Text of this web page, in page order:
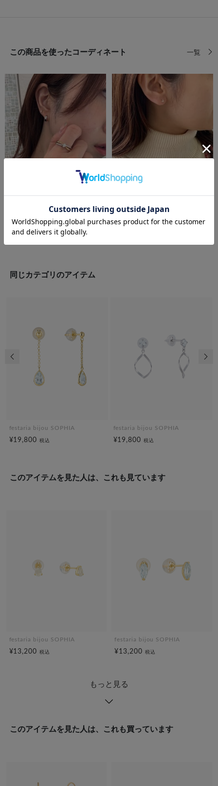
この商品を使ったコーディネート 一覧
festaria bijou SOPHIA festaria bijou SOPHIA
同じカテゴリのアイテム
festaria bijou SOPHIA
¥19,800税込
festaria bijou SOPHIA
¥19,800税込
前の画像
このアイテムを見た人は、これも見ています
festaria bijou SOPHIA
¥13,200税込
festaria bijou SOPHIA
¥13,200 税込
もっと見る
このアイテムを見た人は、これも買っています